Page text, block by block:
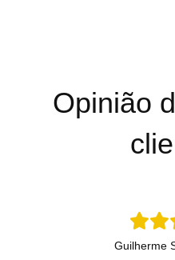
Opinião
Guilherme